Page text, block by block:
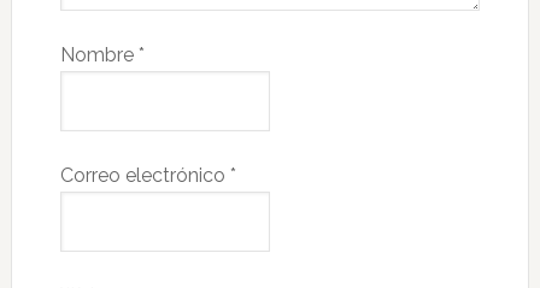
Nombre *
Correo electrónico *